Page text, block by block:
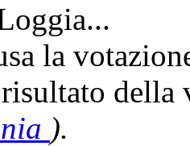
la
della
).